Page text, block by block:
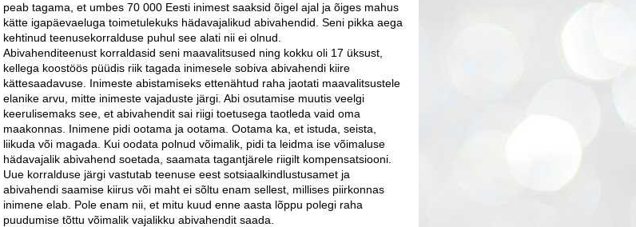
peab tagama, et umbes 70 000 Eesti inimest saaksid õigel ajal ja õiges mahus
kätte igapäevaeluga toimetulekuks hädavajalikud abivahendid. Seni pikka aega
kehtinud teenusekorralduse puhul see alati nii ei olnud.
Abivahenditeenust korraldasid seni maavalitsused ning kokku oli 17 üksust,
kellega koostöös püüdis riik tagada inimesele sobiva abivahendi kiire
kättesaadavuse. Inimeste abistamiseks ettenähtud raha jaotati maavalitsustele
elanike arvu, mitte inimeste vajaduste järgi. Abi osutamise muutis veelgi
keerulisemaks see, et abivahendit sai riigi toetusega taotleda vaid oma
maakonnas. Inimene pidi ootama ja ootama. Ootama ka, et istuda, seista,
liikuda või magada. Kui oodata polnud võimalik, pidi ta leidma ise võimaluse
hädavajalik abivahend soetada, saamata tagantjärele riigilt kompensatsiooni.
Uue korralduse järgi vastutab teenuse eest sotsiaalkindlustusamet ja
abivahendi saamise kiirus või maht ei sõltu enam sellest, millises piirkonnas
inimene elab. Pole enam nii, et mitu kuud enne aasta lõppu polegi raha
puudumise tõttu võimalik vajalikku abivahendit saada.